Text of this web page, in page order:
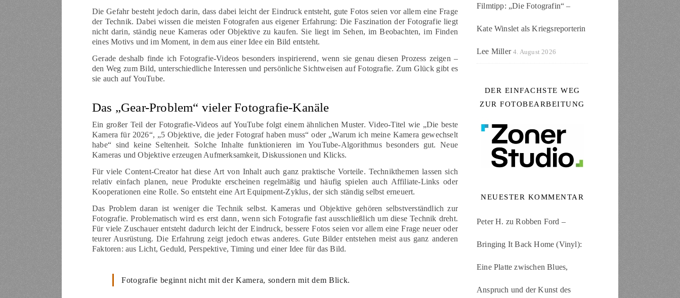
Die Gefahr besteht jedoch darin, dass dabei leicht der Eindruck entsteht, gute Fotos seien vor allem eine Frage
der Technik. Dabei wissen die meisten Fotografen aus eigener Erfahrung: Die Faszination der Fotografie liegt
nicht darin, ständig neue Kameras oder Objektive zu kaufen. Sie liegt im Sehen, im Beobachten, im Finden
eines Motivs und im Moment, in dem aus einer Idee ein Bild entsteht.
Gerade deshalb finde ich Fotografie-Videos besonders inspirierend, wenn sie genau diesen Prozess zeigen –
den Weg zum Bild, unterschiedliche Interessen und persönliche Sichtweisen auf Fotografie. Zum Glück gibt es
sie auch auf YouTube.
Das „Gear-Problem“ vieler Fotografie-Kanäle
Ein großer Teil der Fotografie-Videos auf YouTube folgt einem ähnlichen Muster. Video-Titel wie „Die beste
Kamera für 2026“, „5 Objektive, die jeder Fotograf haben muss“ oder „Warum ich meine Kamera gewechselt
habe“ sind keine Seltenheit. Solche Inhalte funktionieren im YouTube-Algorithmus besonders gut. Neue
Kameras und Objektive erzeugen Aufmerksamkeit, Diskussionen und Klicks.
Für viele Content-Creator hat diese Art von Inhalt auch ganz praktische Vorteile. Technikthemen lassen sich
relativ einfach planen, neue Produkte erscheinen regelmäßig und häufig spielen auch Affiliate-Links oder
Kooperationen eine Rolle. So entsteht eine Art Equipment-Zyklus, der sich ständig selbst erneuert.
Das Problem daran ist weniger die Technik selbst. Kameras und Objektive gehören selbstverständlich zur
Fotografie. Problematisch wird es erst dann, wenn sich Fotografie fast ausschließlich um diese Technik dreht.
Für viele Zuschauer entsteht dadurch leicht der Eindruck, bessere Fotos seien vor allem eine Frage neuer oder
teurer Ausrüstung. Die Erfahrung zeigt jedoch etwas anderes. Gute Bilder entstehen meist aus ganz anderen
Faktoren: aus Licht, Geduld, Perspektive, Timing und einer Idee für das Bild.
Fotografie beginnt nicht mit der Kamera, sondern mit dem Blick.
Filmtipp: „Die Fotografin“ –
Kate Winslet als Kriegsreporterin
Lee Miller 4. August 2026
DER EINFACHSTE WEG
ZUR FOTOBEARBEITUNG
NEUESTER KOMMENTAR
Peter H. zuRobben Ford –
Bringing It Back Home (Vinyl):
Eine Platte zwischen Blues,
Anspruch und der Kunst des